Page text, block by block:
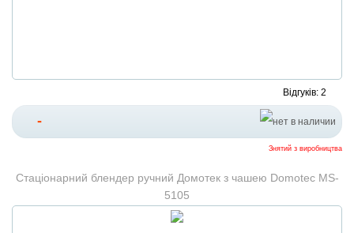
Відгуків: 2
-
Знятий з виробництва
Стаціонарний блендер ручний Домотек з чашею Domotec MS-
5105